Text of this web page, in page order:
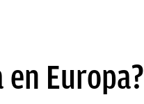
Europa?